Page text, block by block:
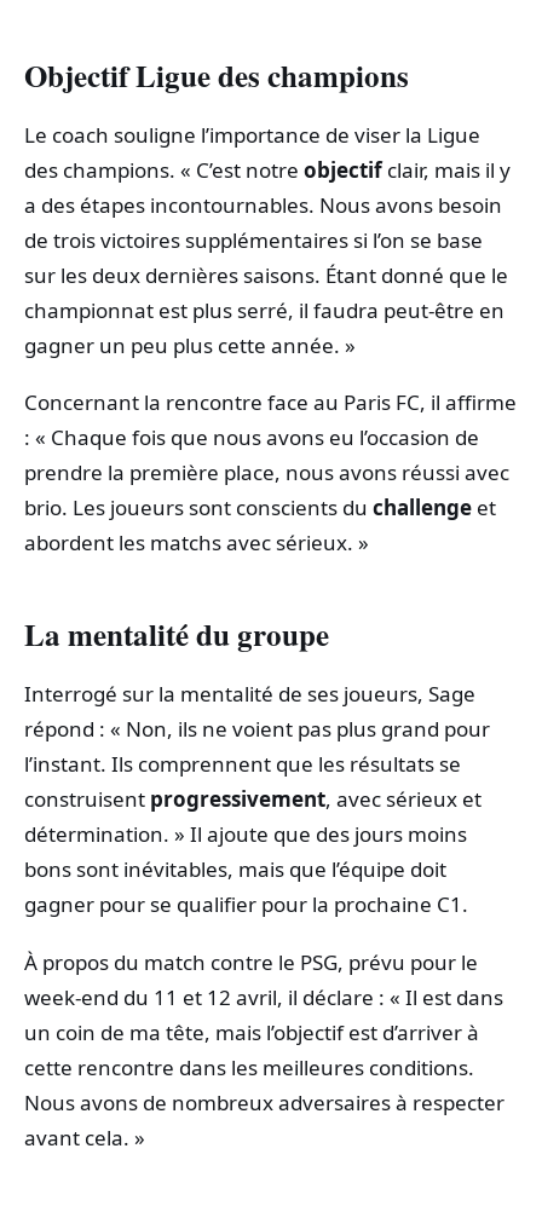
Objectif Ligue des champions
Le coach souligne l’importance de viser la Ligue
des champions. « C’est notre objectifclair, mais il y
a des étapes incontournables. Nous avons besoin
de trois victoires supplémentaires si l’on se base
sur les deux dernières saisons. Étant donné que le
championnat est plus serré, il faudra peut-être en
gagner un peu plus cette année. »
Concernant la rencontre face au Paris FC, il affirme
: « Chaque fois que nous avons eu l’occasion de
prendre la première place, nous avons réussi avec
brio. Les joueurs sont conscients du challenge et
abordent les matchs avec sérieux. »
La mentalité du groupe
Interrogé sur la mentalité de ses joueurs, Sage
répond : « Non, ils ne voient pas plus grand pour
l’instant. Ils comprennent que les résultats se
construisent progressivement, avec sérieux et
détermination. » Il ajoute que des jours moins
bons sont inévitables, mais que l’équipe doit
gagner pour se qualifier pour la prochaine C1.
À propos du match contre le PSG, prévu pour le
week-end du 11 et 12 avril, il déclare : « Il est dans
un coin de ma tête, mais l’objectif est d’arriver à
cette rencontre dans les meilleures conditions.
Nous avons de nombreux adversaires à respecter
avant cela. »